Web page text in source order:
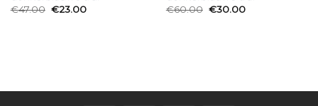
€47.00 €23.00
€60.00 €30.00